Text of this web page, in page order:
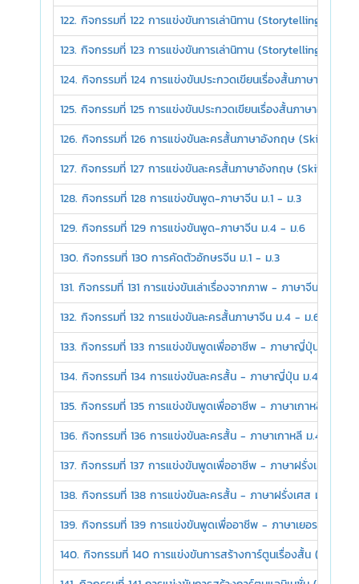
122. กิจกรรมที่ 122 การแข่งขันการเล่านิทาน (Storytelling) ม.1 -
123. กิจกรรมที่ 123 การแข่งขันการเล่านิทาน (Storytelling) ม.4 -
124. กิจกรรมที่ 124 การแข่งขันประกวดเขียนเรื่องสั้นภาษาอังก
125. กิจกรรมที่ 125 การแข่งขันประกวดเขียนเรื่องสั้นภาษาอังก
126. กิจกรรมที่ 126 การแข่งขันละครสั้นภาษาอังกฤษ (Skit) ม.1 -
127. กิจกรรมที่ 127 การแข่งขันละครสั้นภาษาอังกฤษ (Skit) ม.4 -
128. กิจกรรมที่ 128 การแข่งขันพูด-ภาษาจีน ม.1 - ม.3
129. กิจกรรมที่ 129 การแข่งขันพูด-ภาษาจีน ม.4 - ม.6
130. กิจกรรมที่ 130 การคัดตัวอักษรจีน ม.1 - ม.3
131. กิจกรรมที่ 131 การแข่งขันเล่าเรื่องจากภาพ - ภาษาจีน ม.4 -
132. กิจกรรมที่ 132 การแข่งขันละครสั้นภาษาจีน ม.4 - ม.6
133. กิจกรรมที่ 133 การแข่งขันพูดเพื่ออาชีพ - ภาษาญี่ปุ่น ม.4 -
134. กิจกรรมที่ 134 การแข่งขันละครสั้น - ภาษาญี่ปุ่น ม.4 - ม.6
135. กิจกรรมที่ 135 การแข่งขันพูดเพื่ออาชีพ - ภาษาเกาหลี ม.4 -
136. กิจกรรมที่ 136 การแข่งขันละครสั้น - ภาษาเกาหลี ม.4 - ม.6
137. กิจกรรมที่ 137 การแข่งขันพูดเพื่ออาชีพ - ภาษาฝรั่งเศส ม.4
138. กิจกรรมที่ 138 การแข่งขันละครสั้น - ภาษาฝรั่งเศส ม.4 - ม.6
139. กิจกรรมที่ 139 การแข่งขันพูดเพื่ออาชีพ - ภาษาเยอรมัน ม.4
140. กิจกรรมที่ 140 การแข่งขันการสร้างการ์ตูนเรื่องสั้น (Comic